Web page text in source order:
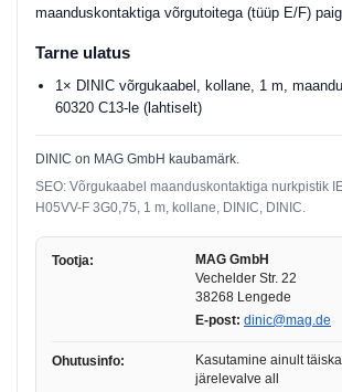
maanduskontaktiga võrgutoitega (tüüp E/F)
Tarne ulatus
1× DINIC võrgukaabel, kollane, 1 m,
60320 C13-le (lahtiselt)
DINIC on MAG GmbH kaubamärk.
SEO: Võrgukaabel maanduskontaktiga nurkpistik
H05VV-F 3G0,75, 1 m, kollane, DINIC, DINIC.
Tootja:
MAG GmbH
Vechelder Str. 22
38268 Lengede
E-post: dinic@mag.de
Ohutusinfo:
Kasutamine ainult
järelevalve all